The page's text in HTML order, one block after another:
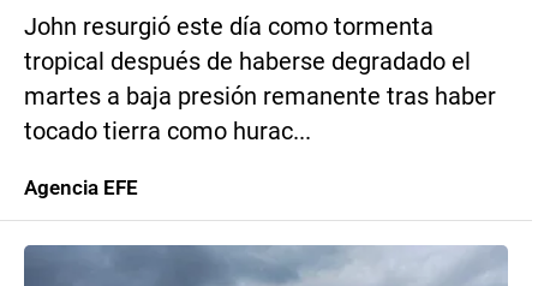
John resurgió este día como tormenta
tropical después de haberse degradado el
martes a baja presión remanente tras haber
tocado tierra como hurac...
Agencia EFE